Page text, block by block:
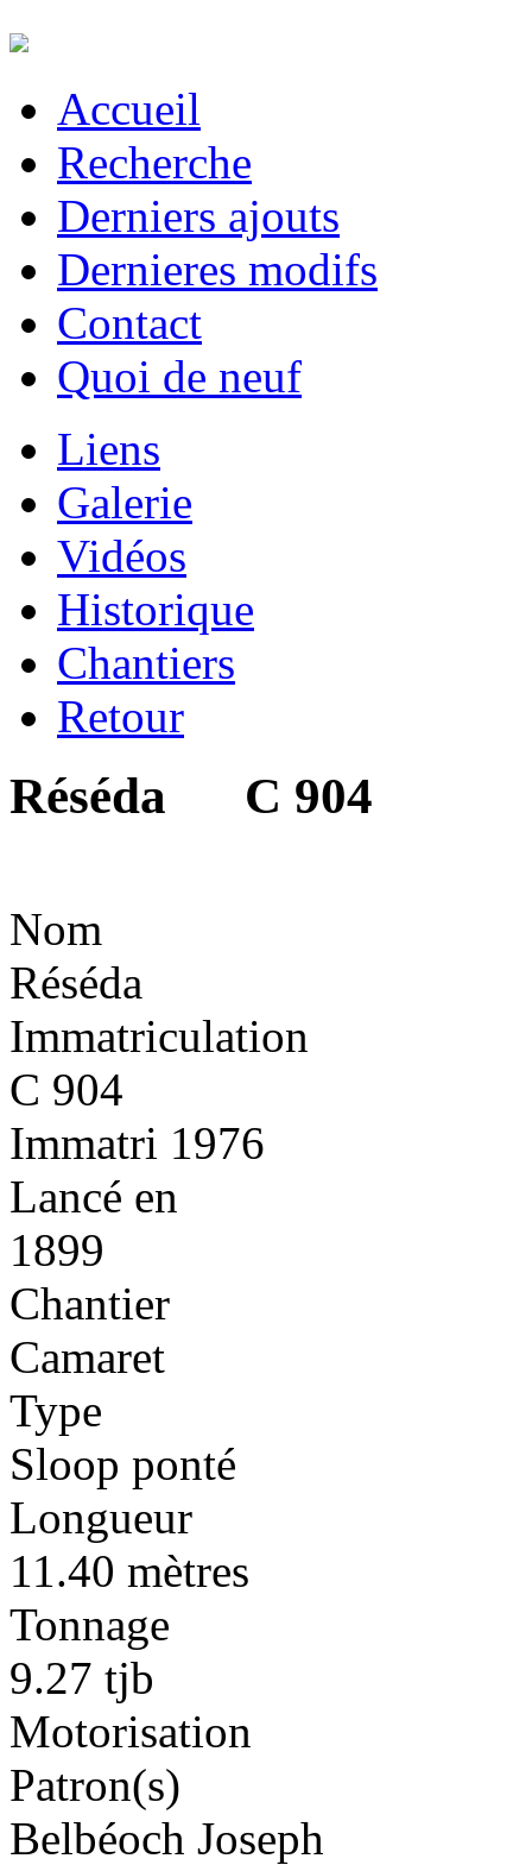
Accueil
Recherche
Derniers ajouts
Dernieres modifs
Contact
Quoi de neuf
Liens
Galerie
Vidéos
Historique
Chantiers
Retour
Réséda C 904
Nom
Réséda
Immatriculation
C 904
Immatri 1976
Lancé en
1899
Chantier
Camaret
Type
Sloop ponté
Longueur
11.40 mètres
Tonnage
9.27 tjb
Motorisation
Patron(s)
Belbéoch Joseph